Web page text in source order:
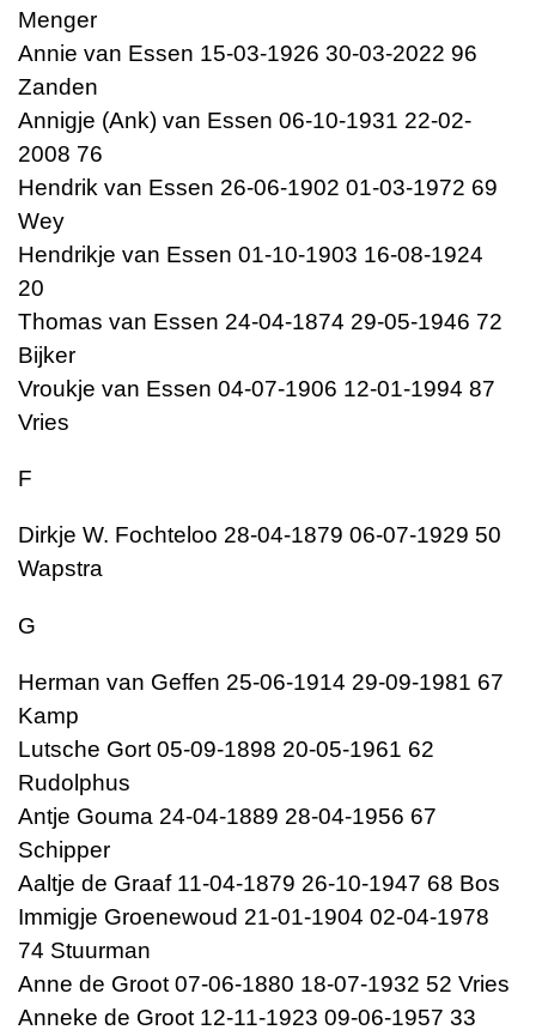
Menger
Annie van Essen 15-03-1926 30-03-2022 96
Zanden
Annigje (Ank) van Essen 06-10-1931 22-02-
2008 76
Hendrik van Essen 26-06-1902 01-03-1972 69
Wey
Hendrikje van Essen 01-10-1903 16-08-1924
20
Thomas van Essen 24-04-1874 29-05-1946 72
Bijker
Vroukje van Essen 04-07-1906 12-01-1994 87
Vries
F
Dirkje W. Fochteloo 28-04-1879 06-07-1929 50
Wapstra
G
Herman van Geffen 25-06-1914 29-09-1981 67
Kamp
Lutsche Gort 05-09-1898 20-05-1961 62
Rudolphus
Antje Gouma 24-04-1889 28-04-1956 67
Schipper
Aaltje de Graaf 11-04-1879 26-10-1947 68 Bos
Immigje Groenewoud 21-01-1904 02-04-1978
74 Stuurman
Anne de Groot 07-06-1880 18-07-1932 52 Vries
Anneke de Groot 12-11-1923 09-06-1957 33